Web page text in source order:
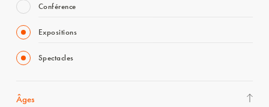
Conférence
Expositions
Spectacles
Âges